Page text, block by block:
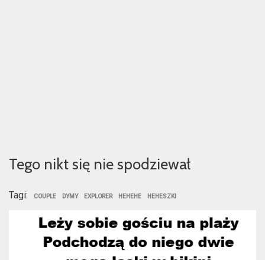
Tego nikt się nie spodziewał
Tagi: COUPLE DYMY EXPLORER HEHEHE HEHESZKI